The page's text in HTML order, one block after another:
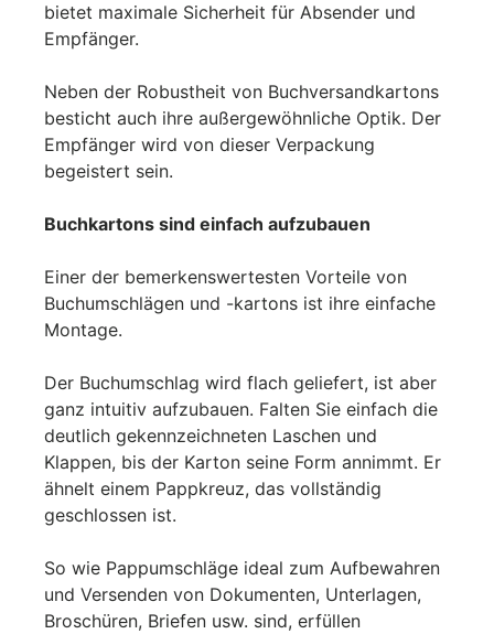
bietet maximale Sicherheit für Absender und
Empfänger.
Neben der Robustheit von Buchversandkartons
besticht auch ihre außergewöhnliche Optik. Der
Empfänger wird von dieser Verpackung
begeistert sein.
Buchkartons sind einfach aufzubauen
Einer der bemerkenswertesten Vorteile von
Buchumschlägen und -kartons ist ihre einfache
Montage.
Der Buchumschlag wird flach geliefert, ist aber
ganz intuitiv aufzubauen. Falten Sie einfach die
deutlich gekennzeichneten Laschen und
Klappen, bis der Karton seine Form annimmt. Er
ähnelt einem Pappkreuz, das vollständig
geschlossen ist.
So wie Pappumschläge ideal zum Aufbewahren
und Versenden von Dokumenten, Unterlagen,
Broschüren, Briefen usw. sind, erfüllen